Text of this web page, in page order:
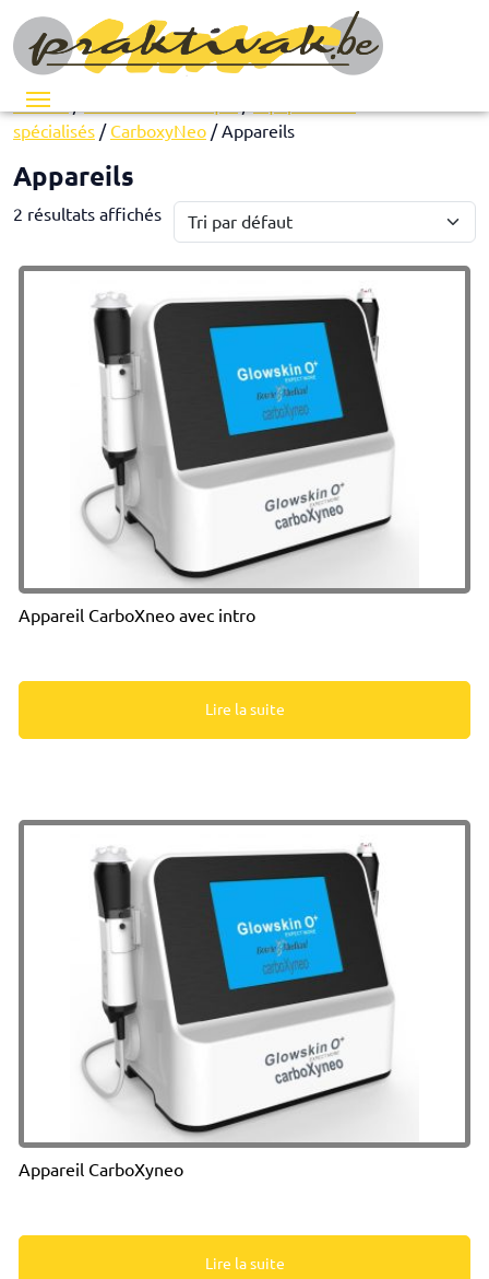
Menu
Accueil
spécialisés / CarboxyNeo / Appareils
Appareils
2 résultats affichés
Appareil CarboXneo avec intro
Lire la suite
Appareil CarboXyneo
Lire la suite